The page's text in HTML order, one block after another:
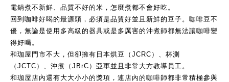
電鍋煮不新鮮、品質不好的米，怎麼煮都不會好吃。
回到咖啡好喝的最源頭，必須是品質好並且新鮮的豆子。咖啡豆不
優，無論是使用多高級的器具或是多厲害的沖煮師都無法讓咖啡變
得好喝。
和珈屋門市不大，但卻擁有日本烘豆（JCRC）、杯測
（JCTC）、沖煮（JBrC）亞軍並且非常大方教導員工。
和珈屋店內還有大大小小的獎項，連店內的咖啡師都非常積極參與